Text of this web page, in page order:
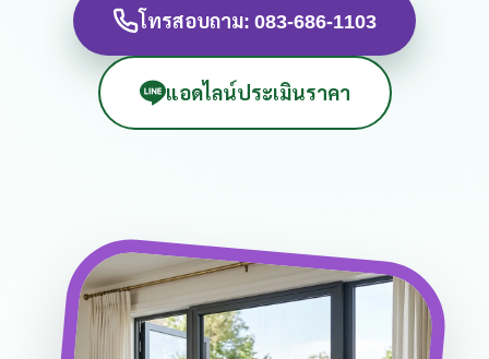
โทรสอบถาม: 083-686-1103
แอดไลน์ประเมินราคา